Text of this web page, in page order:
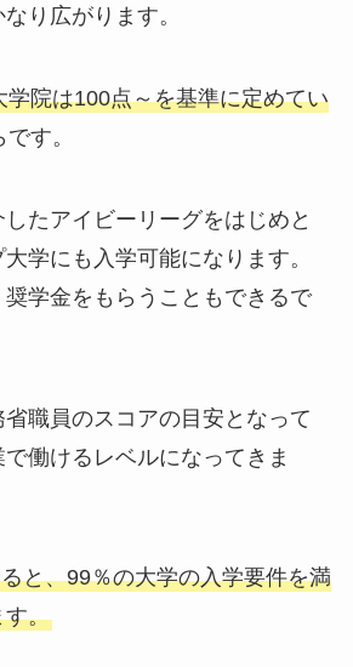
り広がります。
学院は100点～を基準に定めてい
す。
たアイビーリーグをはじめと
学にも入学可能になります。
学金をもらうこともできるで
職員のスコアの目安となって
働けるレベルになってきま
と、99％の大学の入学要件を満
す。